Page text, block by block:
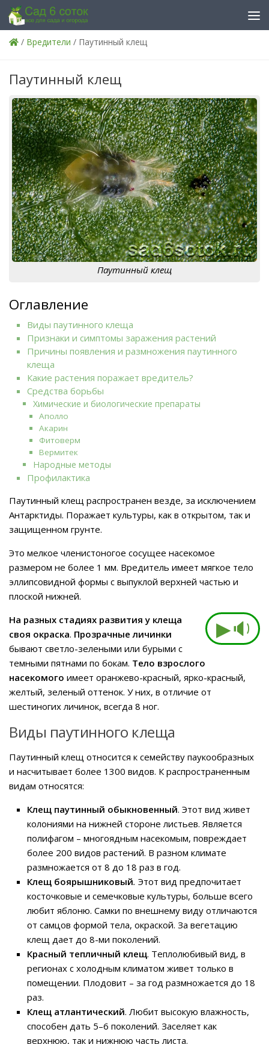
Skip to content
/ Вредители / Паутинный клещ
Паутинный клещ
Паутинный клещ
Оглавление
Виды паутинного клеща
Признаки и симптомы заражения растений
Причины появления и размножения паутинного
клеща
Какие растения поражает вредитель?
Средства борьбы
Химические и биологические препараты
Аполло
Акарин
Фитоверм
Вермитек
Народные методы
Профилактика
Паутинный клещ распространен везде, за исключением
Антарктиды. Поражает культуры, как в открытом, так и
защищенном грунте.
Это мелкое членистоногое сосущее насекомое
размером не более 1 мм. Вредитель имеет мягкое тело
эллипсовидной формы с выпуклой верхней частью и
плоской нижней.
▶🔉
На разных стадиях развития у клеща
своя окраска. Прозрачные личинки
бывают светло-зелеными или бурыми с
темными пятнами по бокам. Тело взрослого
насекомого имеет оранжево-красный, ярко-красный,
желтый, зеленый оттенок. У них, в отличие от
шестиногих личинок, всегда 8 ног.
Виды паутинного клеща
Паутинный клещ относится к семейству паукообразных
и насчитывает более 1300 видов. К распространенным
видам относятся:
Клещ паутинный обыкновенный. Этот вид живет
колониями на нижней стороне листьев. Является
полифагом – многоядным насекомым, повреждает
более 200 видов растений. В разном климате
размножается от 8 до 18 раз в год.
Клещ боярышниковый. Этот вид предпочитает
косточковые и семечковые культуры, больше всего
любит яблоню. Самки по внешнему виду отличаются
от самцов формой тела, окраской. За вегетацию
клещ дает до 8-ми поколений.
Красный тепличный клещ. Теплолюбивый вид, в
регионах с холодным климатом живет только в
помещении. Плодовит – за год размножается до 18
раз.
Клещ атлантический. Любит высокую влажность,
способен дать 5–6 поколений. Заселяет как
верхнюю, так и нижнюю часть листа.